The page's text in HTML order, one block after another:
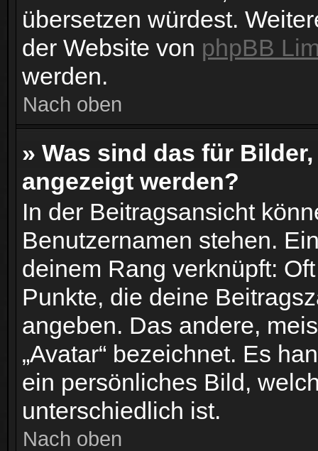
übersetzen würdest.
der Website von phpBB
werden.
Nach oben
» Was sind das für
angezeigt werden?
In der Beitragsansicht
Benutzernamen stehen.
deinem Rang verknüpft:
Punkte, die deine
angeben. Das andere,
„Avatar“ bezeichnet. Es
ein persönliches Bild,
unterschiedlich ist.
Nach oben